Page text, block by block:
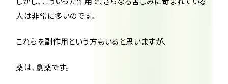
人は非常に多いのです。
これらを副作用という方もいると思いますが、
薬は、劇薬です。